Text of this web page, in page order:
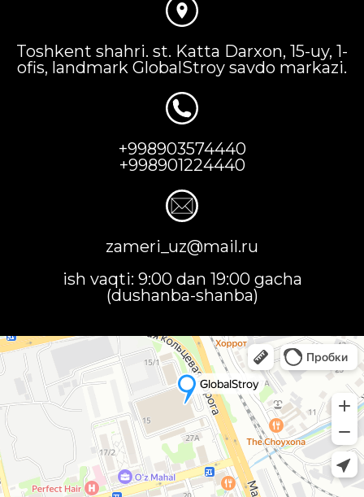
Toshkent shahri. st. Katta Darxon, 15-uy, 1-
ofis, landmark GlobalStroy savdo markazi.
+998903574440
+998901224440
zameri_uz@mail.ru
ish vaqti: 9:00 dan 19:00 gacha
(dushanba-shanba)